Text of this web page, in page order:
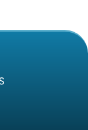
separador)